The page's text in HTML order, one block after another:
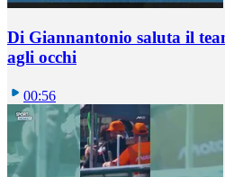
Di Giannantonio saluta il
agli occhi
00:56